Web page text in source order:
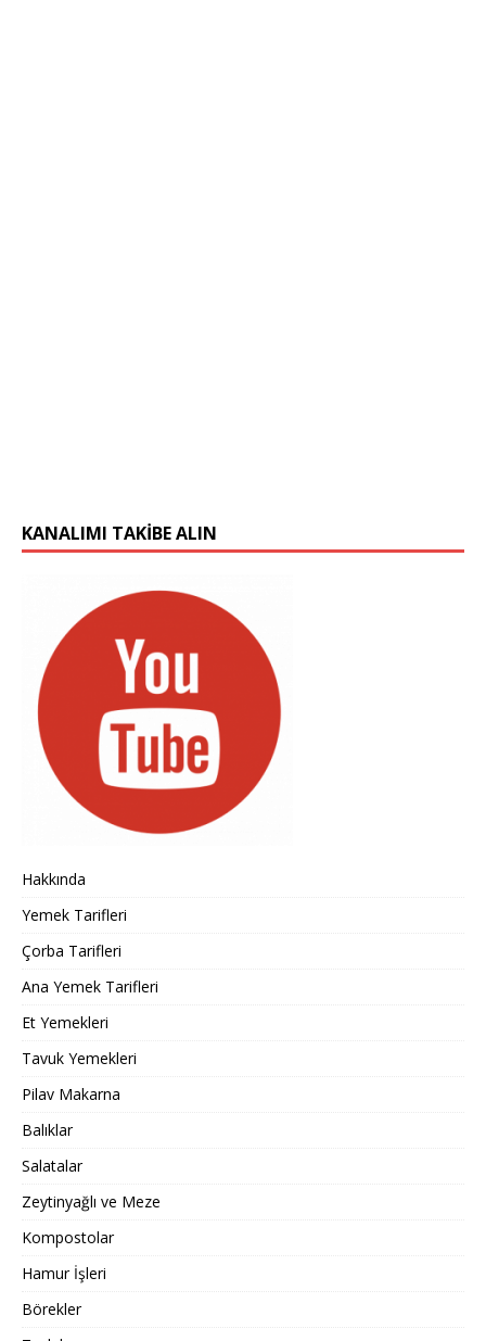
KANALIMI TAKIBE ALIN
Hakkında
Yemek Tarifleri
Çorba Tarifleri
Ana Yemek Tarifleri
Et Yemekleri
Tavuk Yemekleri
Pilav Makarna
Balıklar
Salatalar
Zeytinyağlı ve Meze
Kompostolar
Hamur İşleri
Börekler